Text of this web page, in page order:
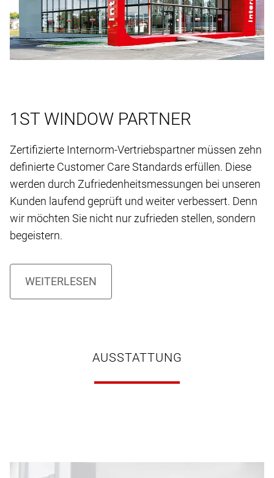
1ST WINDOW PARTNER
Zertifizierte Internorm-Vertriebspartner müssen zehn
definierte Customer Care Standards erfüllen. Diese
werden durch Zufriedenheitsmessungen bei unseren
Kunden laufend geprüft und weiter verbessert. Denn
wir möchten Sie nicht nur zufrieden stellen, sondern
begeistern.
AUSSTATTUNG